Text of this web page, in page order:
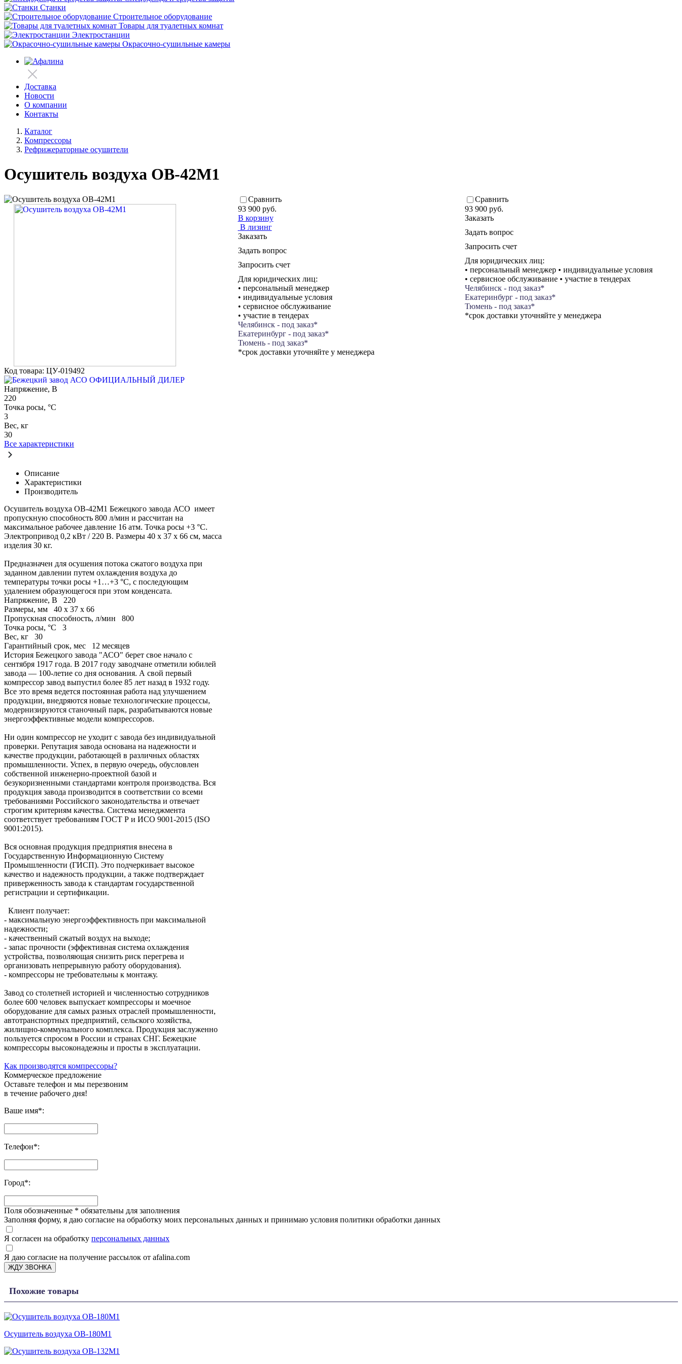
Станки
Строительное оборудование
Товары для туалетных комнат
Электростанции
Окрасочно-сушильные камеры
Доставка
Новости
О компании
Контакты
Каталог
Компрессоры
Рефрижераторные осушители
Осушитель воздуха ОВ-42М1
Код товара: ЦУ-019492
ОФИЦИАЛЬНЫЙ ДИЛЕР
Напряжение, В
220
Точка росы, °С
3
Вес, кг
30
Все характеристики
Описание
Характеристики
Производитель
Осушитель воздуха ОВ-42М1 Бежецкого завода АСО имеет
пропускную способность 800 л/мин и рассчитан на
максимальное рабочее давление 16 атм. Точка росы +3 °C.
Электропривод 0,2 кВт / 220 В. Размеры 40 х 37 х 66 см, масса
изделия 30 кг.
Предназначен для осушения потока сжатого воздуха при
заданном давлении путем охлаждения воздуха до
температуры точки росы +1…+3 °С, с последующим
удалением образующегося при этом конденсата.
Напряжение, В
220
Размеры, мм
40 х 37 х 66
Пропускная способность, л/мин
800
Точка росы, °С
3
Вес, кг
30
Гарантийный срок, мес
12 месяцев
История Бежецкого завода "АСО" берет свое начало с
сентября 1917 года. В 2017 году заводчане отметили юбилей
завода — 100-летие со дня основания. А свой первый
компрессор завод выпустил более 85 лет назад в 1932 году.
Все это время ведется постоянная работа над улучшением
продукции, внедряются новые технологические процессы,
модернизируются станочный парк, разрабатываются новые
энергоэффективные модели компрессоров.
Ни один компрессор не уходит с завода без индивидуальной
проверки. Репутация завода основана на надежности и
качестве продукции, работающей в различных областях
промышленности. Успех, в первую очередь, обусловлен
собственной инженерно-проектной базой и
безукоризненными стандартами контроля производства. Вся
продукция завода производится в соответствии со всеми
требованиями Российского законодательства и отвечает
строгим критериям качества. Система менеджмента
соответствует требованиям ГОСТ Р и ИСО 9001-2015 (ISO
9001:2015).
Вся основная продукция предприятия внесена в
Государственную Информационную Систему
Промышленности (ГИСП). Это подчеркивает высокое
качество и надежность продукции, а также подтверждает
приверженность завода к стандартам государственной
регистрации и сертификации.
Клиент получает:
- максимальную энергоэффективность при максимальной
надежности;
- качественный сжатый воздух на выходе;
- запас прочности (эффективная система охлаждения
устройства, позволяющая снизить риск перегрева и
организовать непрерывную работу оборудования).
- компрессоры не требовательны к монтажу.
Завод со столетней историей и численностью сотрудников
более 600 человек выпускает компрессоры и моечное
оборудование для самых разных отраслей промышленности,
автотранспортных предприятий, сельского хозяйства,
жилищно-коммунального комплекса. Продукция заслуженно
пользуется спросом в России и странах СНГ. Бежецкие
компрессоры высоконадежны и просты в эксплуатации.
Как производятся компрессоры?
Сравнить
93 900 руб.
В корзину
В лизинг
Заказать
Задать вопрос
Запросить счет
Для юридических лиц:
• персональный менеджер
• индивидуальные условия
• сервисное обслуживание
• участие в тендерах
Челябинск - под заказ*
Екатеринбург - под заказ*
Тюмень - под заказ*
*срок доставки уточняйте у менеджера
Сравнить
93 900 руб.
Заказать
Задать вопрос
Запросить счет
Для юридических лиц:
• персональный менеджер • индивидуальные условия
• сервисное обслуживание • участие в тендерах
Челябинск - под заказ*
Екатеринбург - под заказ*
Тюмень - под заказ*
*срок доставки уточняйте у менеджера
Коммерческое предложение
Оставьте телефон и мы перезвоним
в течение рабочего дня!
Ваше имя*:
Телефон*:
Город*:
Поля обозначенные * обязательны для заполнения
Заполняя форму, я даю согласие на обработку моих персональных данных и принимаю условия политики обработки данных
Я согласен на обработку персональных данных
Я даю согласие на получение рассылок от afalina.com
ЖДУ ЗВОНКА
Похожие товары
Осушитель воздуха ОВ-180М1